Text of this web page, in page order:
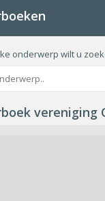
onderwerp wilt u
vereniging